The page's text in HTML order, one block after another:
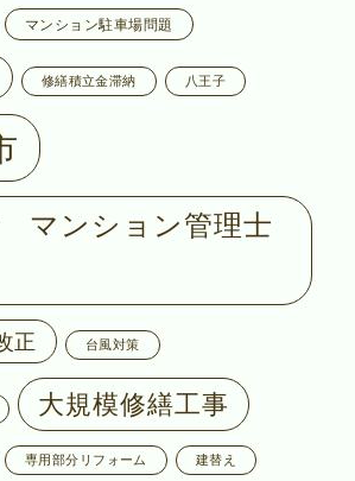
マンション駐車場問題
修繕積立金滞納 八王子
マンション管理士
正 台風対策
大規模修繕工事
専用部分リフォーム 建替え